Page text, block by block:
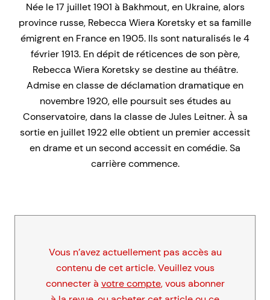
Née le 17 juillet 1901 à Bakhmout, en Ukraine, alors
province russe, Rebecca Wiera Koretsky et sa famille
émigrent en France en 1905. Ils sont naturalisés le 4
février 1913. En dépit de réticences de son père,
Rebecca Wiera Koretsky se destine au théâtre.
Admise en classe de déclamation dramatique en
novembre 1920, elle poursuit ses études au
Conservatoire, dans la classe de Jules Leitner. À sa
sortie en juillet 1922 elle obtient un premier accessit
en drame et un second accessit en comédie. Sa
carrière commence.
Vous n’avez actuellement pas accès au
contenu de cet article. Veuillez vous
connecter à votre compte, vous abonner